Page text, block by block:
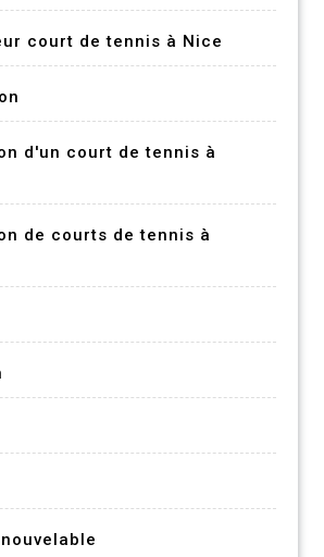
court de tennis à Nice
d'un court de tennis à
de courts de tennis à